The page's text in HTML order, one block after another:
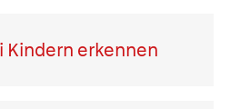
Kindern erkennen